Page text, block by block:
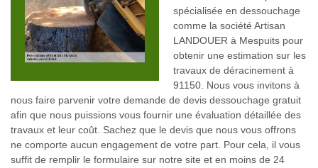
spécialisée en dessouchage
comme la société Artisan
LANDOUER à Mespuits pour
obtenir une estimation sur les
travaux de déracinement à
91150. Nous vous invitons à
nous faire parvenir votre demande de devis dessouchage gratuit
afin que nous puissions vous fournir une évaluation détaillée des
travaux et leur coût. Sachez que le devis que nous vous offrons
ne comporte aucun engagement de votre part. Pour cela, il vous
suffit de remplir le formulaire sur notre site et en moins de 24